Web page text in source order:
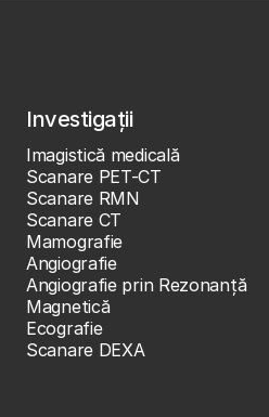
Investigații
Imagistică medicală
Scanare PET-CT
Scanare RMN
Scanare CT
Mamografie
Angiografie
Angiografie prin Rezonanță
Magnetică
Ecografie
Scanare DEXA